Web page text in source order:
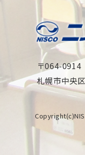
〒064-0914
札幌市中央